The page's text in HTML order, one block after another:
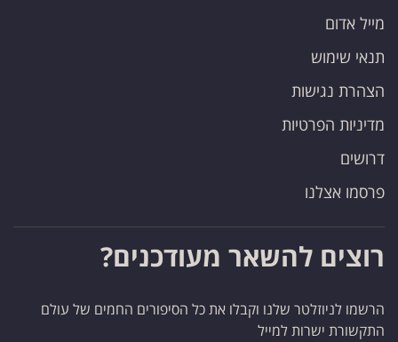
מייל אדום
תנאי שימוש
הצהרת נגישות
מדיניות הפרטיות
דרושים
פרסמו אצלנו
רוצים להשאר מעודכנים?
הרשמו לניוזלטר שלנו וקבלו את כל הסיפורים החמים של עולם
התקשורת ישרות למייל